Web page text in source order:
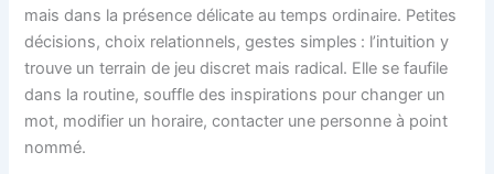
mais dans la présence délicate au temps ordinaire. Petites
décisions, choix relationnels, gestes simples : l’intuition y
trouve un terrain de jeu discret mais radical. Elle se faufile
dans la routine, souffle des inspirations pour changer un
mot, modifier un horaire, contacter une personne à point
nommé.